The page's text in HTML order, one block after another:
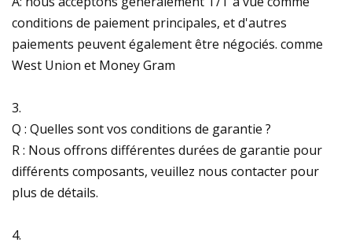
conditions de paiement principales, et d'autres
paiements peuvent également être négociés. comme
West Union et Money Gram
3.
Q : Quelles sont vos conditions de garantie ?
R : Nous offrons différentes durées de garantie pour
différents composants, veuillez nous contacter pour
plus de détails.
4.